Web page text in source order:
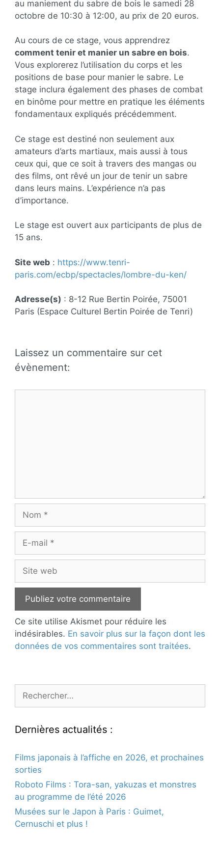
au maniement du sabre de bois le samedi 28
octobre de 10:30 à 12:00, au prix de 20 euros.
Au cours de ce stage, vous apprendrez
comment tenir et manier un sabre en bois.
Vous explorerez l’utilisation du corps et les
positions de base pour manier le sabre. Le
stage inclura également des phases de combat
en binôme pour mettre en pratique les éléments
fondamentaux expliqués précédemment.
Ce stage est destiné non seulement aux
amateurs d’arts martiaux, mais aussi à tous
ceux qui, que ce soit à travers des mangas ou
des films, ont rêvé un jour de tenir un sabre
dans leurs mains. L’expérience n’a pas
d’importance.
Le stage est ouvert aux participants de plus de
15 ans.
Site web : https://www.tenri-
paris.com/ecbp/spectacles/lombre-du-ken/
Adresse(s) : 8-12 Rue Bertin Poirée, 75001
Paris (Espace Culturel Bertin Poirée de Tenri)
Laissez un commentaire sur cet
évènement:
mail
web
Ce site utilise Akismet pour réduire les
indésirables. En savoir plus sur la façon dont les
données de vos commentaires sont traitées.
Rechercher :
Dernières actualités :
Films japonais à l’affiche en 2026, et prochaines
sorties
Roboto Films : Tora-san, yakuzas et monstres
au programme de l’été 2026
Musées sur le Japon à Paris : Guimet,
Cernuschi et plus !